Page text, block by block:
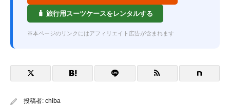
🧳 旅行用スーツケースをレンタルする
※本ページのリンクにはアフィリエイト広告が含まれます
投稿者: chiba